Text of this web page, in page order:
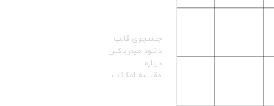
جستجوی قالب
دانلود میم باکس
درباره
مقایسه امکانات